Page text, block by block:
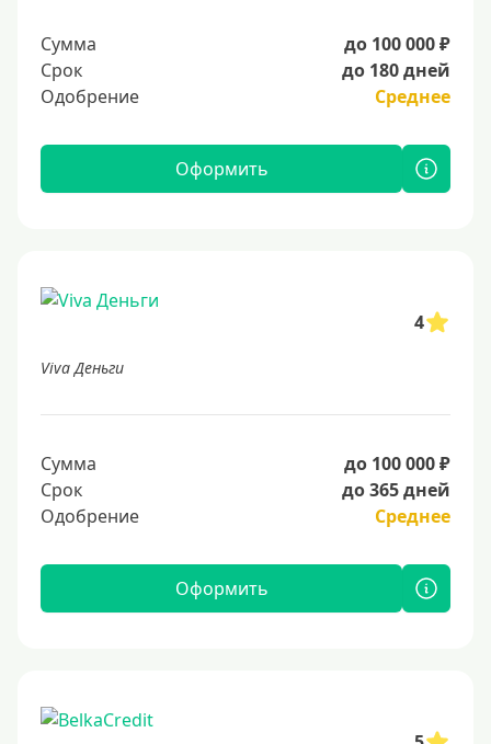
Сумма
до 100 000 ₽
Срок
до 180 дней
Одобрение
Среднее
Оформить
4
Viva Деньги
Сумма
до 100 000 ₽
Срок
до 365 дней
Одобрение
Среднее
Оформить